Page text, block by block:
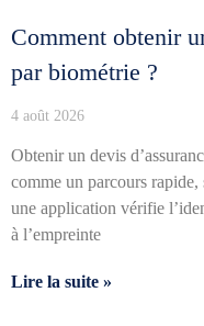
Comment obtenir
par biométrie ?
4 août 2026
Obtenir un devis
comme un parcours rapide,
une application vérifie
à l’empreinte
Lire la suite »